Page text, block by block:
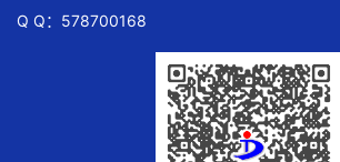
Q Q：578700168